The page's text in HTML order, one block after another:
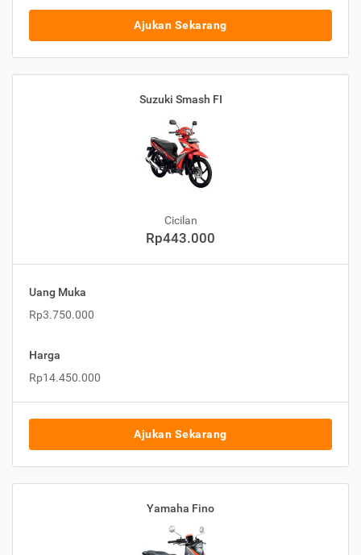
Ajukan Sekarang
Suzuki Smash FI
Cicilan
Rp443.000
Uang Muka
Rp3.750.000
Harga
Rp14.450.000
Ajukan Sekarang
Yamaha Fino